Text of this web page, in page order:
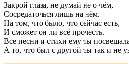
Закрой глаза, не думай не о чём,
Сосредаточься лишь на нём.
На том, что было, что сейчас есть,
И сможет он ли всё прочесть.
Все песни и стихи ему ты
А то, что был с другой ты так и не